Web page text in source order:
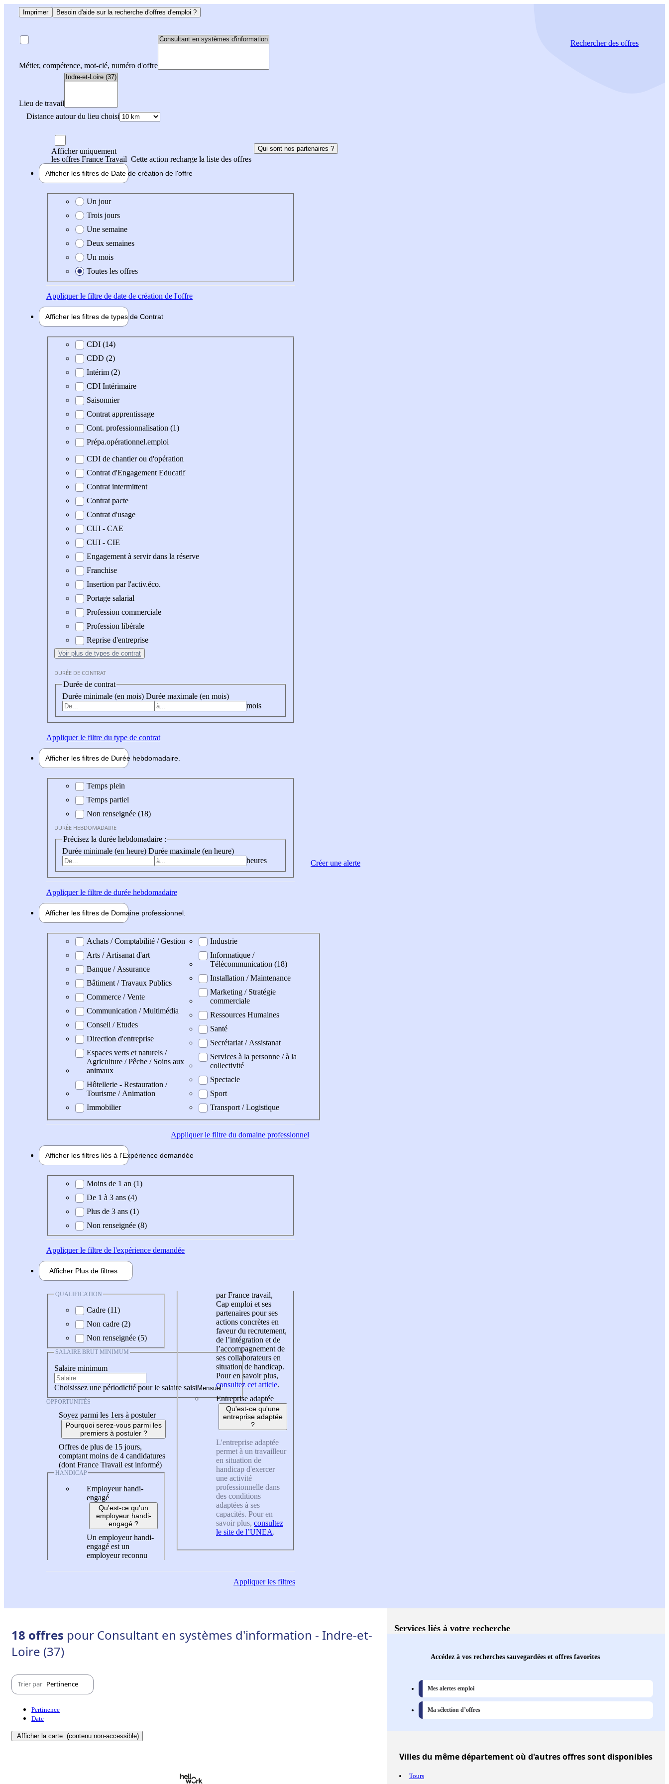
Imprimer Besoin d'aide sur la recherche d'offres d'emploi ?
Métier, compétence, mot-clé, numéro d'offre
Lieu de travail
Distance autour du lieu choisi
Rechercherdes offres
Afficher uniquement
les offres France Travail Cette action recharge la liste des offres
Qui sont nos partenaires ?
Afficher les filtres de Date de création de l'offre
Date de création de l'offre
Un jour
Trois jours
Une semaine
Deux semaines
Un mois
Toutes les offres
Appliquerle filtre de date de création de l'offre
Afficher les filtres de types de Contrat
Type de contratCDI (14)
CDD (2)
Intérim (2)
CDI Intérimaire
Saisonnier
Contrat apprentissage
Cont. professionnalisation (1)
Prépa.opérationnel.emploi
CDI de chantier ou d'opération
Contrat d'Engagement Educatif
Contrat intermittent
Contrat pacte
Contrat d'usage
CUI - CAE
CUI - CIE
Engagement à servir dans la réserve
Franchise
Insertion par l'activ.éco.
Portage salarial
Profession commerciale
Profession libérale
Reprise d'entreprise
Voir plus de types de contrat
DURÉE DE CONTRAT
Durée de contrat
Durée minimale (en mois) Durée maximale (en mois)
mois
Appliquerle filtre du type de contrat
Afficher les filtres de Durée hebdomadaire
Durée hebdomadaire
Temps plein
Temps partiel
Non renseignée (18)
DURÉE HEBDOMADAIRE
Précisez la durée hebdomadaire :
Durée minimale (en heure) Durée maximale (en heure)
heures
Appliquerle filtre de durée hebdomadaire
Afficher les filtres de Domaine professionnel
Domaine professionel
Achats / Comptabilité / Gestion
Arts / Artisanat d'art
Banque / Assurance
Bâtiment / Travaux Publics
Commerce / Vente
Communication / Multimédia
Conseil / Etudes
Direction d'entreprise
Espaces verts et naturels /
Agriculture / Pêche / Soins aux
animaux
Hôtellerie - Restauration /
Tourisme / Animation
Immobilier
Industrie
Informatique /
Télécommunication (18)
Installation / Maintenance
Marketing / Stratégie
commerciale
Ressources Humaines
Santé
Secrétariat / Assistanat
Services à la personne / à la
collectivité
Spectacle
Sport
Transport / Logistique
Appliquerle filtre du domaine professionnel
Afficher les filtres liés à l'Expérience demandée
Expérience demandée
Moins de 1 an (1)
De 1 à 3 ans (4)
Plus de 3 ans (1)
Non renseignée (8)
Appliquerle filtre de l'expérience demandée
Afficher Plus de filtres
QUALIFICATION
Cadre (11)
Non cadre (2)
Non renseignée (5)
SALAIRE BRUT MINIMUM
Salaire minimum
Choisissez une périodicité pour le salaire saisi
OPPORTUNITÉS
Soyez parmi les 1ers à postuler
Pourquoi serez-vous parmi les
premiers à postuler ?
Offres de plus de 15 jours,
comptant moins de 4 candidatures
(dont France Travail est informé)
HANDICAP
Employeur handi-
engagé
Qu'est-ce qu'un
employeur handi-
engagé ?
Un employeur handi-
engagé est un
employeur reconnu
par France travail,
Cap emploi et ses
partenaires pour ses
actions concrètes en
faveur du recrutement,
de l’intégration et de
l’accompagnement de
ses collaborateurs en
situation de handicap.
Pour en savoir plus,
consultez cet article.
Entreprise adaptée
Qu'est-ce qu'une
entreprise adaptée
?
L'entreprise adaptée
permet à un travailleur
en situation de
handicap d'exercer
une activité
professionnelle dans
des conditions
adaptées à ses
capacités. Pour en
savoir plus, consultez
le site de l’UNEA.
Appliquerles filtres
Créer une alerte
18 offres pour Consultant en systèmes d'information - Indre-et-
Loire (37)
Trier par Pertinence
Pertinence
Date
Afficher la carte (contenu non-accessible)
Services liés à votre recherche
Accédez à vos recherches sauvegardées et offres favorites
Mes alertes emploi
Ma sélection d’offres
Villesdu même département où d'autres offres sont disponibles
Tours